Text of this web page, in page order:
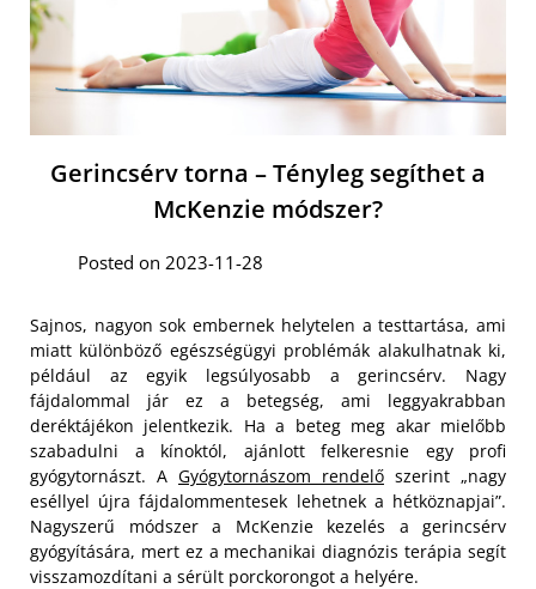
Gerincsérv torna – Tényleg segíthet a
McKenzie módszer?
Posted on 2023-11-28
Sajnos, nagyon sok embernek helytelen a testtartása, ami
miatt különböző egészségügyi problémák alakulhatnak ki,
például az egyik legsúlyosabb a gerincsérv. Nagy
fájdalommal jár ez a betegség, ami leggyakrabban
deréktájékon jelentkezik. Ha a beteg meg akar mielőbb
szabadulni a kínoktól, ajánlott felkeresnie egy profi
gyógytornászt. A Gyógytornászom rendelő szerint „nagy
eséllyel újra fájdalommentesek lehetnek a hétköznapjai”.
Nagyszerű módszer a McKenzie kezelés a gerincsérv
gyógyítására, mert ez a mechanikai diagnózis terápia segít
visszamozdítani a sérült porckorongot a helyére.